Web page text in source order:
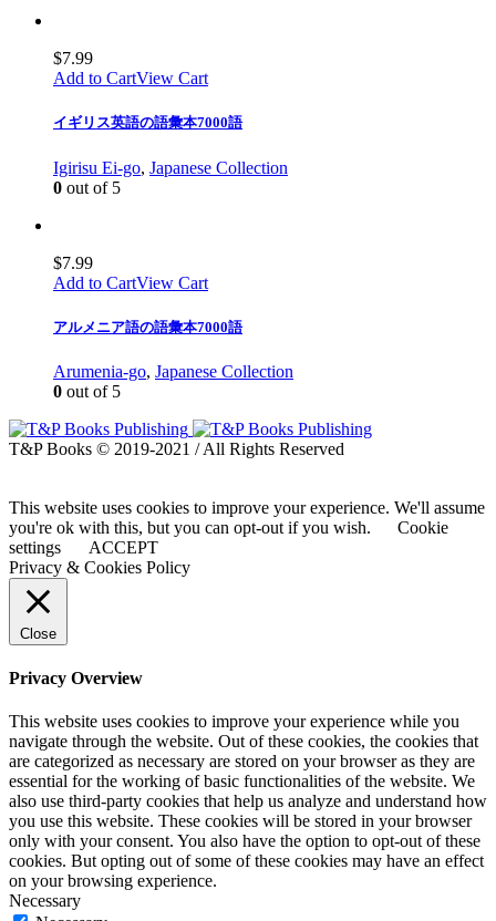
$7.99
Add to CartView Cart
イギリス英語の語彙本7000語
Igirisu Ei-go, Japanese Collection
0 out of 5
$7.99
Add to CartView Cart
アルメニア語の語彙本7000語
Arumenia-go, Japanese Collection
0 out of 5
T&P Books © 2019-2021 / All Rights Reserved
This website uses cookies to improve your experience. We'll assume
you're ok with this, but you can opt-out if you wish.
Cookie
settings
ACCEPT
Privacy & Cookies Policy
Close
Privacy Overview
This website uses cookies to improve your experience while you
navigate through the website. Out of these cookies, the cookies that
are categorized as necessary are stored on your browser as they are
essential for the working of basic functionalities of the website. We
also use third-party cookies that help us analyze and understand how
you use this website. These cookies will be stored in your browser
only with your consent. You also have the option to opt-out of these
cookies. But opting out of some of these cookies may have an effect
on your browsing experience.
Necessary